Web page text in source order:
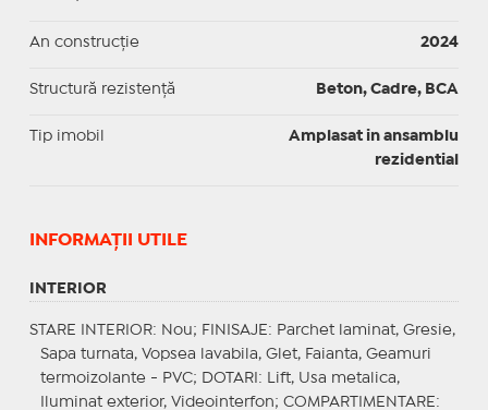
An construcție 2024
Structură rezistență Beton, Cadre, BCA
Tip imobil
Amplasat in ansamblu
rezidential
INFORMAŢII UTILE
INTERIOR
STARE INTERIOR: Nou; FINISAJE : Parchet laminat, Gresie,
Sapa turnata, Vopsea lavabila, Glet, Faianta, Geamuri
termoizolante - PVC;
DOTARI : Lift, Usa metalica,
Iluminat exterior, Videointerfon; COMPARTIMENTARE :